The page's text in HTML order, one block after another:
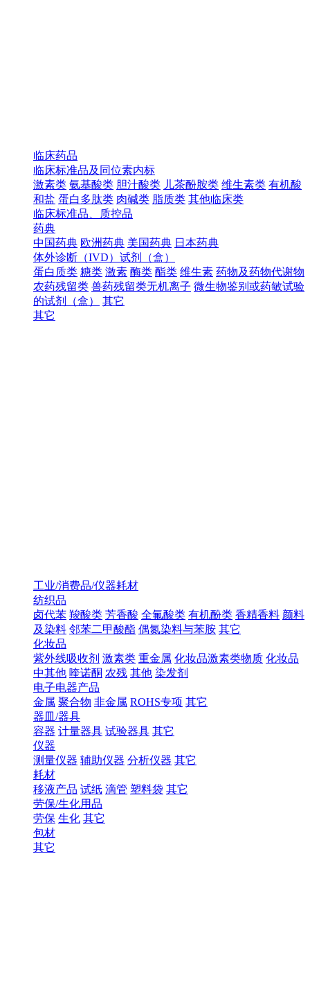
临床药品
临床标准品及同位素内标
激素类 氨基酸类 胆汁酸类 儿茶酚胺类 维生素类 有机酸
和盐 蛋白多肽类 肉碱类 脂质类 其他临床类
临床标准品、质控品
药典
中国药典 欧洲药典 美国药典 日本药典
体外诊断（IVD）试剂（盒）
蛋白质类 糖类 激素 酶类 酯类 维生素 药物及药物代谢物
农药残留类 兽药残留类无机离子 微生物鉴别或药敏试验
的试剂（盒）
其它
其它
工业/消费品/仪器耗材
纺织品
卤代苯 羧酸类 芳香酸 全氟酸类 有机酚类 香精香料 颜料
及染料 邻苯二甲酸酯 偶氮染料与苯胺 其它
化妆品
紫外线吸收剂 激素类 重金属 化妆品激素类物质 化妆品
中其他 喹诺酮 农残 其他 染发剂
电子电器产品
金属 聚合物 非金属 ROHS专项 其它
器皿/器具
容器 计量器具 试验器具 其它
仪器
测量仪器 辅助仪器 分析仪器 其它
耗材
移液产品 试纸 滴管 塑料袋 其它
劳保/生化用品
劳保 生化 其它
包材
其它